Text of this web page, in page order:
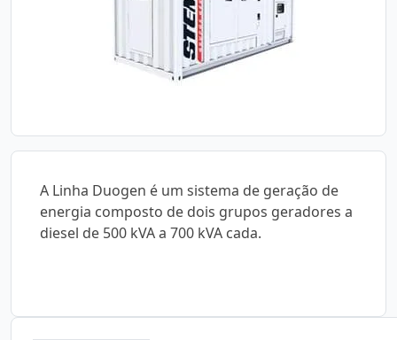
A Linha Duogen é um sistema de geração de
energia composto de dois grupos geradores a
diesel de 500 kVA a 700 kVA cada.